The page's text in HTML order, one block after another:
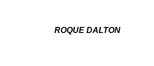
ROQUE DALTON